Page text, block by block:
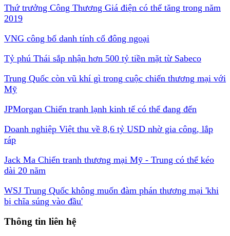
Thứ trưởng Công Thương Giá điện có thể tăng trong năm
2019
VNG công bố danh tính cổ đông ngoại
Tỷ phú Thái sắp nhận hơn 500 tỷ tiền mặt từ Sabeco
Trung Quốc còn vũ khí gì trong cuộc chiến thương mại với
Mỹ
JPMorgan Chiến tranh lạnh kinh tế có thể đang đến
Doanh nghiệp Việt thu về 8,6 tỷ USD nhờ gia công, lắp
ráp
Jack Ma Chiến tranh thương mại Mỹ - Trung có thể kéo
dài 20 năm
WSJ Trung Quốc không muốn đàm phán thương mại 'khi
bị chĩa súng vào đầu'
Thông tin liên hệ